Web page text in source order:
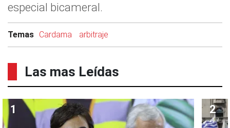
especial bicameral.
Temas Cardama arbitraje
Las mas Leídas